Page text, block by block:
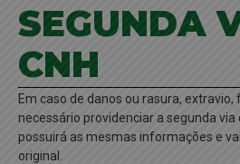
SEGUNDA
CNH
Em caso de danos ou rasura, extravio,
necessário providenciar a segunda
possuirá as mesmas informações e
original.